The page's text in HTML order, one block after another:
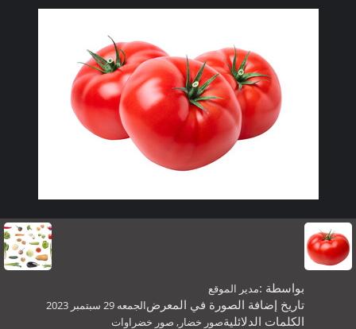
بواسطة :مدير الموقع
تاريخ إضافة الصورة في المعرضالجمعه 29 سبتمبر 2023
الكلمات الدلائليةصور خضار, صور خضراوات